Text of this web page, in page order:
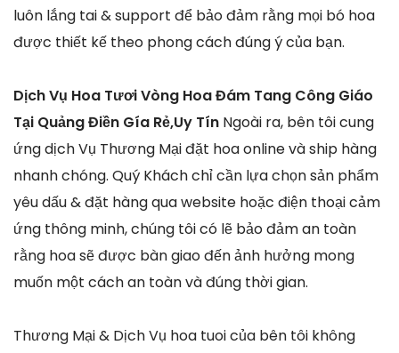
luôn lắng tai & support để bảo đảm rằng mọi bó hoa
được thiết kế theo phong cách đúng ý của bạn.
Dịch Vụ Hoa Tươi Vòng Hoa Đám Tang Công Giáo
Tại Quảng Điền Gía Rẻ,Uy Tín Ngoài ra, bên tôi cung
ứng dịch Vụ Thương Mại đặt hoa online và ship hàng
nhanh chóng. Quý Khách chỉ cần lựa chọn sản phẩm
yêu dấu & đặt hàng qua website hoặc điện thoại cảm
ứng thông minh, chúng tôi có lẽ bảo đảm an toàn
rằng hoa sẽ được bàn giao đến ảnh hưởng mong
muốn một cách an toàn và đúng thời gian.
Thương Mại & Dịch Vụ hoa tuoi của bên tôi không